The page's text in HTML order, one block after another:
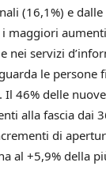
(16,1%) e
maggiori
nei servizi
le persone
Il 46% delle
alla fascia dai
di
al +5,9% della